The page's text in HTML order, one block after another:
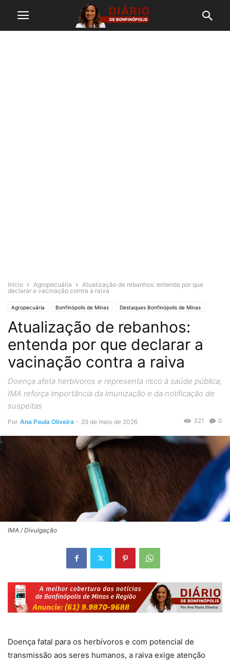
Início Agropecuária
Atualização de rebanhos: entenda por que
declarar a vacinação contra a raiva
Agropecuária Bonfinópolis de Minas Destaques Bonfinópolis de Minas
Minas Gerais
Atualização de rebanhos:
entenda por que declarar a
vacinação contra a raiva
Doença afeta herbívoros e representa risco à saúde pública;
IMA reforça importância da imunização e da notificação de
suspeitas
Por Ana Paula Oliveira - 29 de maio de 2026 0
321
IMA / Divulgação
Doença fatal para os herbívoros e com potencial de
transmissão aos seres humanos, a raiva exige atenção